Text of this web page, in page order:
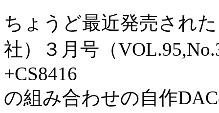
ちょうど最近発売され
社）３月号（
+CS8416
の組み合わせの自作